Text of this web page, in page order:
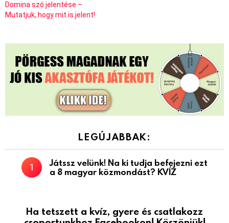
Domina szó jelentése –
Mutatjuk, hogy mit is jelent!
LEGÚJABBAK:
Játssz velünk! Na ki tudja befejezni ezt
a 8 magyar közmondást? KVÍZ
Ha tetszett a kvíz, gyere és csatlakozz